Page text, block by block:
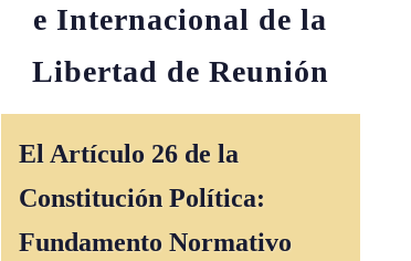
e Internacional de la
Libertad de Reunión
El Artículo 26 de la
Constitución Política:
Fundamento Normativo